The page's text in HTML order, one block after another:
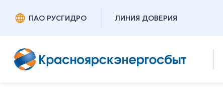
ПАО РУСГИДРО ЛИНИЯ ДОВЕРИЯ